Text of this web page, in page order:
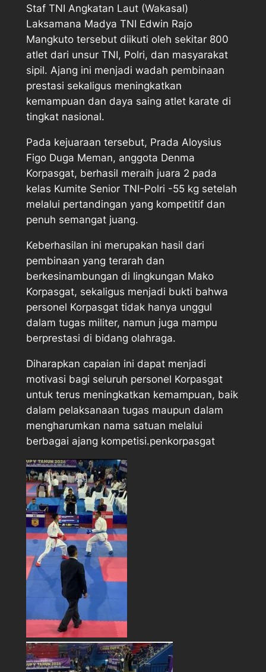
Staf TNI Angkatan Laut (Wakasal)
Laksamana Madya TNI Edwin Rajo
Mangkuto tersebut diikuti oleh sekitar 800
atlet dari unsur TNI, Polri, dan masyarakat
sipil. Ajang ini menjadi wadah pembinaan
prestasi sekaligus meningkatkan
kemampuan dan daya saing atlet karate di
tingkat nasional.
Pada kejuaraan tersebut, Prada Aloysius
Figo Duga Meman, anggota Denma
Korpasgat, berhasil meraih juara 2 pada
kelas Kumite Senior TNI-Polri -55 kg setelah
melalui pertandingan yang kompetitif dan
penuh semangat juang.
Keberhasilan ini merupakan hasil dari
pembinaan yang terarah dan
berkesinambungan di lingkungan Mako
Korpasgat, sekaligus menjadi bukti bahwa
personel Korpasgat tidak hanya unggul
dalam tugas militer, namun juga mampu
berprestasi di bidang olahraga.
Diharapkan capaian ini dapat menjadi
motivasi bagi seluruh personel Korpasgat
untuk terus meningkatkan kemampuan, baik
dalam pelaksanaan tugas maupun dalam
mengharumkan nama satuan melalui
berbagai ajang kompetisi.penkorpasgat